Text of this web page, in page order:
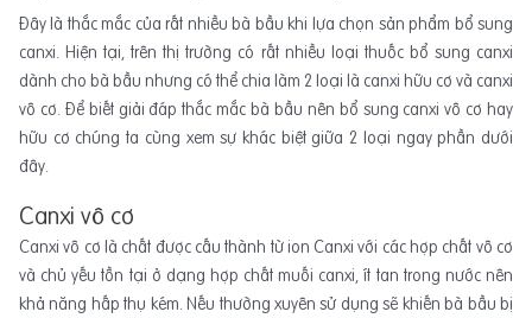
Đây là thắc mắc của rất nhiều bà bầu khi lựa chọn sản phẩm bổ sung
canxi. Hiện tại, trên thị trường có rất nhiều loại thuốc bổ sung canxi
dành cho bà bầu nhưng có thể chia làm 2 loại là canxi hữu cơ và canxi
vô cơ. Để biết giải đáp thắc mắc bà bầu nên bổ sung canxi vô cơ hay
hữu cơ chúng ta cùng xem sự khác biệt giữa 2 loại ngay phần dưới
đây.
Canxi vô cơ
Canxi vô cơ là chất được cấu thành từ ion Canxi với các hợp chất vô cơ
và chủ yếu tồn tại ở dạng hợp chất muối canxi, ít tan trong nước nên
khả năng hấp thụ kém. Nếu thường xuyên sử dụng sẽ khiến bà bầu bị